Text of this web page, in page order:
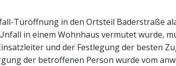
Türöffnung in den Ortsteil Baderstraße
in einem Wohnhaus vermutet wurde,
und der Festlegung der besten
der betroffenen Person wurde vom